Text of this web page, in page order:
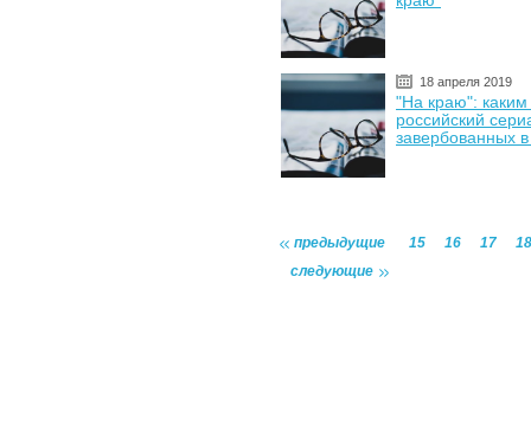
18 апреля 2019
"На краю":
российский
завербованных
предыдущие 15 16 17
18
следующие